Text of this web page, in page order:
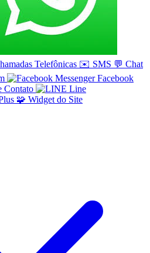
Telefônicas ✉️ SMS 💬 Chat
Facebook
Contato
Line
🧩 Widget do Site